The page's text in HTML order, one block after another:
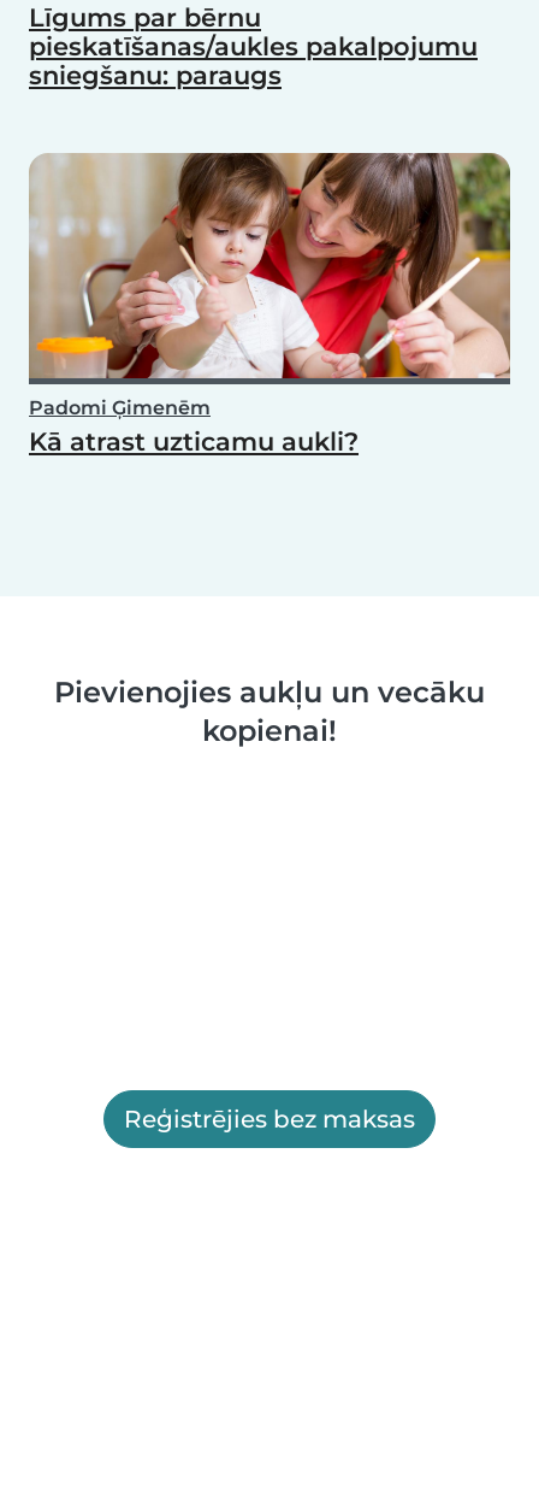
Līgums par bērnu
pieskatīšanas/aukles pakalpojumu
sniegšanu: paraugs
Padomi Ģimenēm
Kā atrast uzticamu aukli?
Pievienojies aukļu un vecāku
kopienai!
Reģistrējies bez maksas